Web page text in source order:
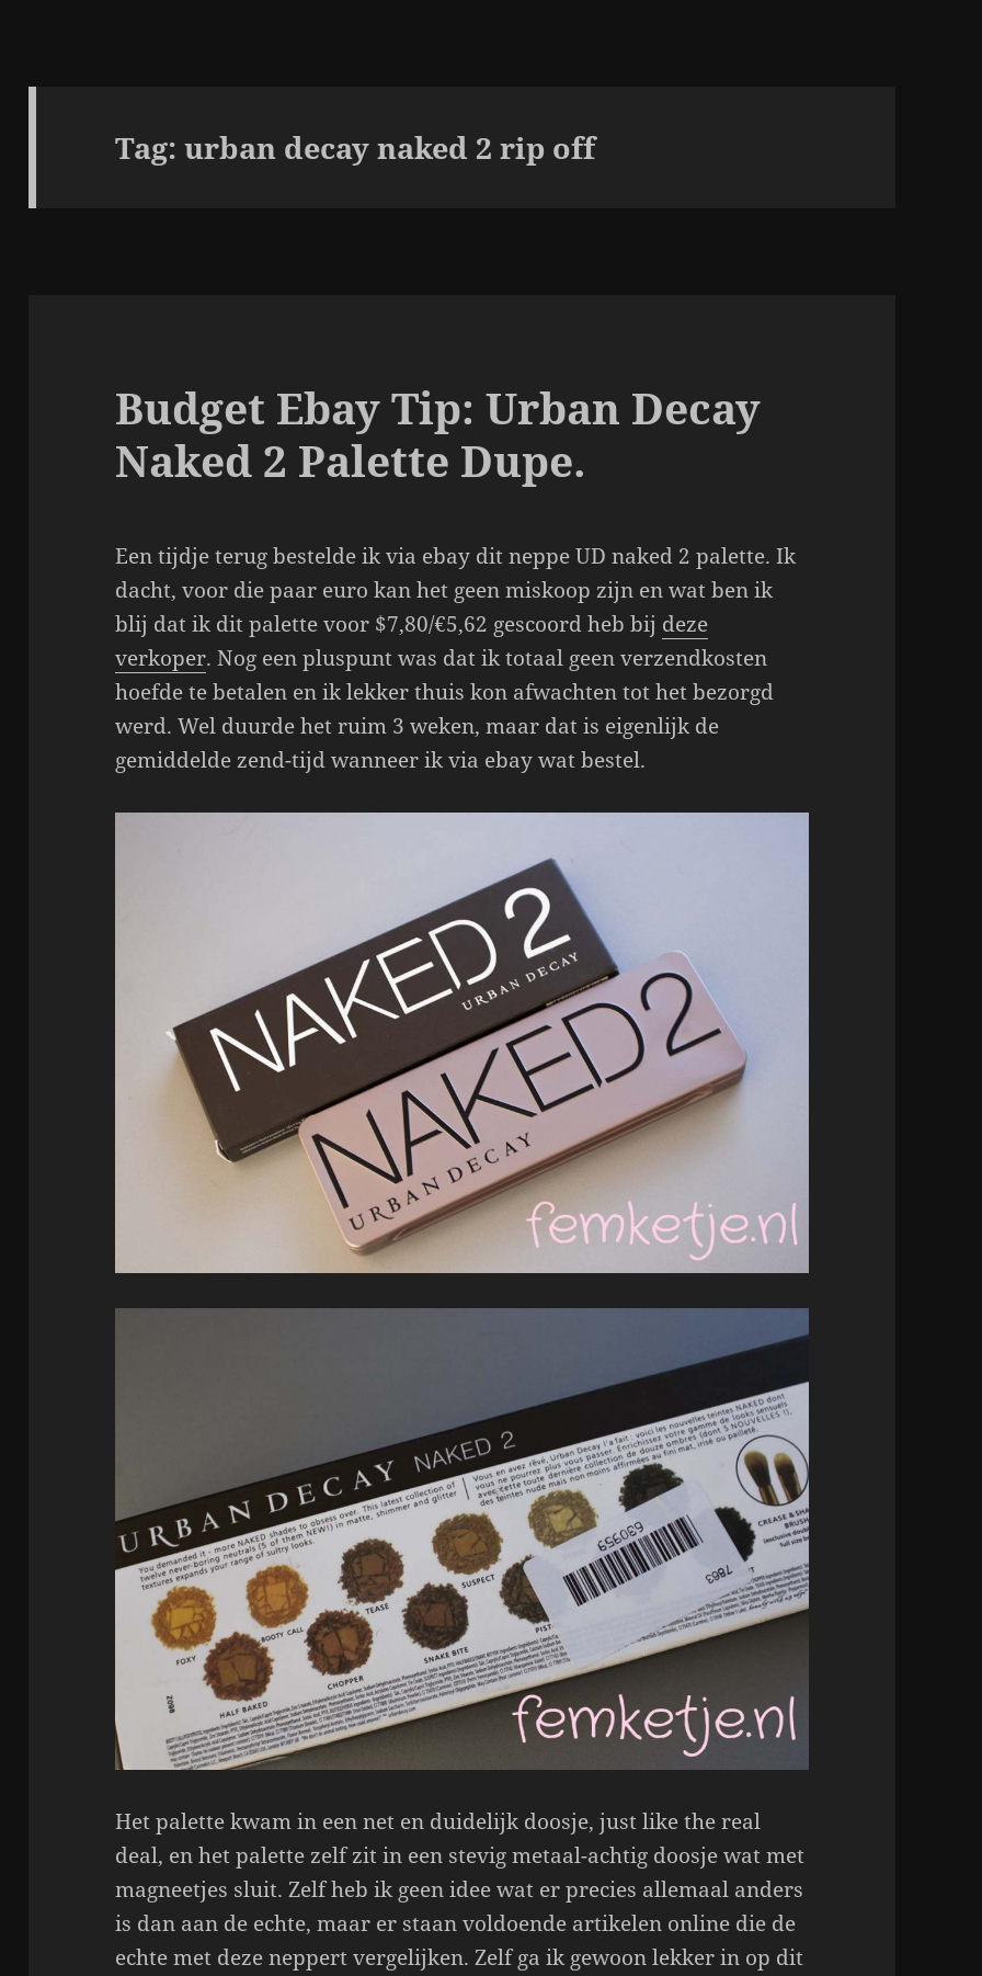
Tag:urban decay naked 2 rip off
Budget Ebay Tip: Urban Decay
Naked 2 Palette Dupe.
Een tijdje terug bestelde ik via ebay dit neppe UD naked 2 palette. Ik
dacht, voor die paar euro kan het geen miskoop zijn en wat ben ik
blij dat ik dit palette voor $7,80/€5,62 gescoord heb bij deze
verkoper. Nog een pluspunt was dat ik totaal geen verzendkosten
hoefde te betalen en ik lekker thuis kon afwachten tot het bezorgd
werd. Wel duurde het ruim 3 weken, maar dat is eigenlijk de
gemiddelde zend-tijd wanneer ik via ebay wat bestel.
Het palette kwam in een net en duidelijk doosje, just like the real
deal, en het palette zelf zit in een stevig metaal-achtig doosje wat met
magneetjes sluit. Zelf heb ik geen idee wat er precies allemaal anders
is dan aan de echte, maar er staan voldoende artikelen online die de
echte met deze neppert vergelijken. Zelf ga ik gewoon lekker in op dit